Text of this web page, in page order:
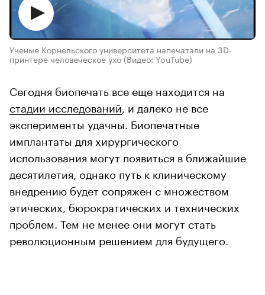
Ученые Корнельского университета напечатали на 3D-
принтере человеческое ухо(Видео: YouTube)
Сегодня биопечать все еще находится на
стадии исследований , и далеко не все
эксперименты удачны. Биопечатные
имплантаты для хирургического
использования могут появиться в ближайшие
десятилетия, однако путь к клиническому
внедрению будет сопряжен с множеством
этических, бюрократических и технических
проблем. Тем не менее они могут стать
революционным решением для будущего.